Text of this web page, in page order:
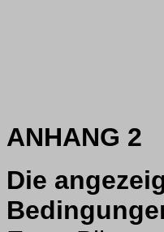
ANHANG 2
Die